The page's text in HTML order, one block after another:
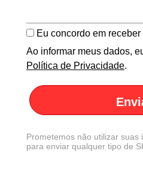
Eu concordo em
Ao informar meus dados,
Política de Privacidade.
Prometemos não utilizar suas
para enviar qualquer tipo de